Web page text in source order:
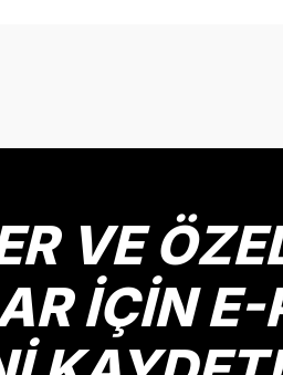
veya görüntülenemiyor.
daha pahalı.VE
İÇİN E-